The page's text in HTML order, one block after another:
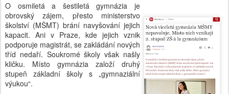
O osmiletá a šestiletá gymnázia je
obrovský zájem, přesto ministerstvo
školství (MŠMT) brání navyšování jejich
kapacit. Ani v Praze, kde jejich vznik
podporuje magistrát, se zakládání nových
tříd nedaří. Soukromé školy však našly
kličku. Místo gymnázia založí druhý
stupeň základní školy s „gymnaziální
výukou“.